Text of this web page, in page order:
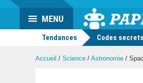
Actu
geek
MENU
Tendances Codes
Accueil / Science / Astronomie /